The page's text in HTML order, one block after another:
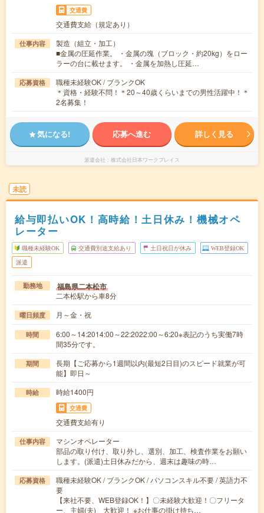
交通費
交通費支給（規定あり）
仕事内容
製造（組立・加工）
■金属の圧延作業。 ・金属の塊（ブロック・約20kg）をロー
ラーの台に載せます。 ・金属を加熱し圧延…
応募資格
職種未経験OK / ブランクOK
＊資格・経験不問！＊20～40歳くらいまでの男性活躍中！＊
2名募集！
気になる! 応募へ進む 詳しく見る
派遣会社 株式会社日本ワークプレイス
未読
給与即払いOK！高時給！土日休み！機械オペ
レーター
職種未経験OK 交通費別途支給あり 土日祝日が休み WEB登録OK
派遣
勤務地 福島県二本松市
二本松駅から車8分
曜日頻度 月～金・祝
時間
6:00～14:2014:00～22:2022:00～6:20※表記のうち実働7時
間35分です。
期間
長期【ご応募から1週間以内(最短2日目)のスピード就業が可
能】即日～
時給 時給1400円
交通費
交通費支給有り
仕事内容
マシンオペレーター
部品の取り付け、取り外し、選別、加工、検査作業をお願い
します。(派遣)土日休みだから、週末は趣味の時…
応募資格
職種未経験OK / ブランクOK / パソコンスキル不要 / 英語力不
要
【来社不要、WEB登録OK！】〇未経験大歓迎！〇フリータ
ー、主婦(夫) 大歓迎！ ※お仕事の掛け持ち…